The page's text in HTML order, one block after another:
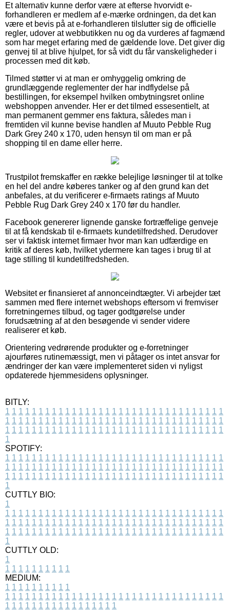
Et alternativ kunne derfor være at efterse hvorvidt e-
forhandleren er medlem af e-mærke ordningen, da det kan
være et bevis på at e-forhandleren tilslutter sig de officielle
regler, udover at webbutikken nu og da vurderes af fagmænd
som har meget erfaring med de gældende love. Det giver dig
genvej til at blive hjulpet, for så vidt du får vanskeligheder i
processen med dit køb.
Tilmed støtter vi at man er omhyggelig omkring de
grundlæggende reglementer der har indflydelse på
bestillingen, for eksempel hvilken ombytningsret online
webshoppen anvender. Her er det tilmed essesentielt, at
man permanent gemmer ens faktura, således man i
fremtiden vil kunne bevise handlen af Muuto Pebble Rug
Dark Grey 240 x 170, uden hensyn til om man er på
shopping til en dame eller herre.
Trustpilot fremskaffer en række belejlige løsninger til at tolke
en hel del andre køberes tanker og af den grund kan det
anbefales, at du verificerer e-firmaets ratings af Muuto
Pebble Rug Dark Grey 240 x 170 før du handler.
Facebook genererer lignende ganske fortræffelige genveje
til at få kendskab til e-firmaets kundetilfredshed. Derudover
ser vi faktisk internet firmaer hvor man kan udfærdige en
kritik af deres køb, hvilket ydermere kan tages i brug til at
tage stilling til kundetilfredsheden.
Websitet er finansieret af annonceindtægter. Vi arbejder tæt
sammen med flere internet webshops eftersom vi fremviser
forretningernes tilbud, og tager godtgørelse under
forudsætning af at den besøgende vi sender videre
realiserer et køb.
Orientering vedrørende produkter og e-forretninger
ajourføres rutinemæssigt, men vi påtager os intet ansvar for
ændringer der kan være implementeret siden vi nyligst
opdaterede hjemmesidens oplysninger.
BITLY:
1 1 1 1 1 1 1 1 1 1 1 1 1 1 1 1 1 1 1 1 1 1 1 1 1 1 1 1 1 1 1 1 1
1 1 1 1 1 1 1 1 1 1 1 1 1 1 1 1 1 1 1 1 1 1 1 1 1 1 1 1 1 1 1 1 1
1 1 1 1 1 1 1 1 1 1 1 1 1 1 1 1 1 1 1 1 1 1 1 1 1 1 1 1 1 1 1 1 1
1
SPOTIFY:
1 1 1 1 1 1 1 1 1 1 1 1 1 1 1 1 1 1 1 1 1 1 1 1 1 1 1 1 1 1 1 1 1
1 1 1 1 1 1 1 1 1 1 1 1 1 1 1 1 1 1 1 1 1 1 1 1 1 1 1 1 1 1 1 1 1
1 1 1 1 1 1 1 1 1 1 1 1 1 1 1 1 1 1 1 1 1 1 1 1 1 1 1 1 1 1 1 1 1
1
CUTTLY BIO:
1
1 1 1 1 1 1 1 1 1 1 1 1 1 1 1 1 1 1 1 1 1 1 1 1 1 1 1 1 1 1 1 1 1
1 1 1 1 1 1 1 1 1 1 1 1 1 1 1 1 1 1 1 1 1 1 1 1 1 1 1 1 1 1 1 1 1
1 1 1 1 1 1 1 1 1 1 1 1 1 1 1 1 1 1 1 1 1 1 1 1 1 1 1 1 1 1 1 1 1
1
CUTTLY OLD:
1
1 1 1 1 1 1 1 1 1 1
MEDIUM:
1 1 1 1 1 1 1 1 1 1
1 1 1 1 1 1 1 1 1 1 1 1 1 1 1 1 1 1 1 1 1 1 1 1 1 1 1 1 1 1 1 1 1
1 1 1 1 1 1 1 1 1 1 1 1 1 1 1 1 1